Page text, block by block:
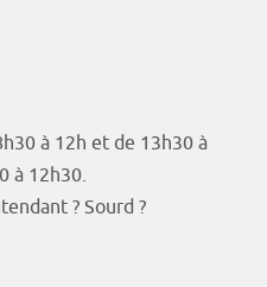
à 12h et de 13h30 à
à 12h30.
? Sourd ?